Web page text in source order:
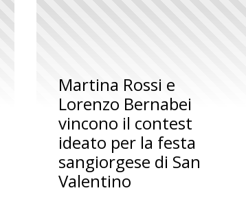
Martina Rossi e
Lorenzo Bernabei
vincono il contest
ideato per la festa
sangiorgese di San
Valentino